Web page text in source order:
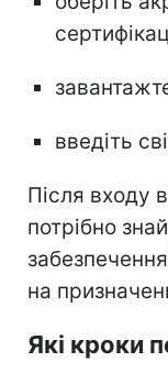
введіть
Після входу
потрібно
на
Які кроки